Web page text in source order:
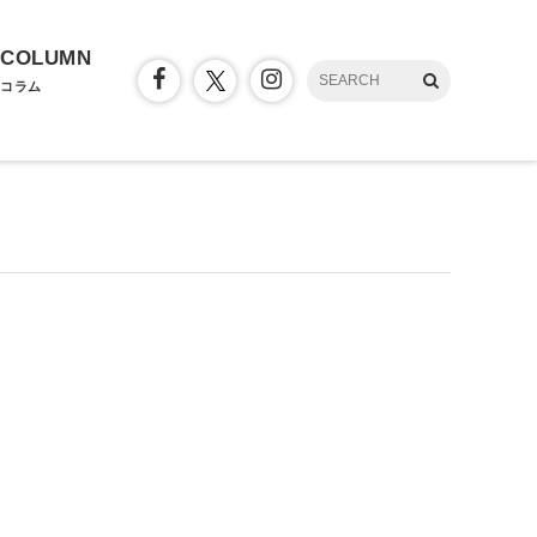
COLUMN
コラム